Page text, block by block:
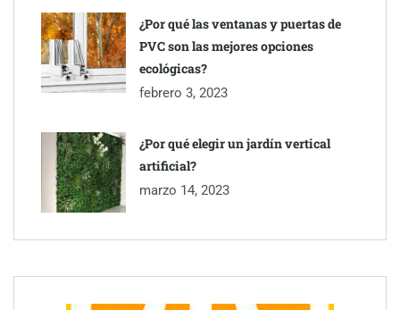
¿Por qué las ventanas y puertas de
PVC son las mejores opciones
ecológicas?
febrero 3, 2023
¿Por qué elegir un jardín vertical
artificial?
marzo 14, 2023